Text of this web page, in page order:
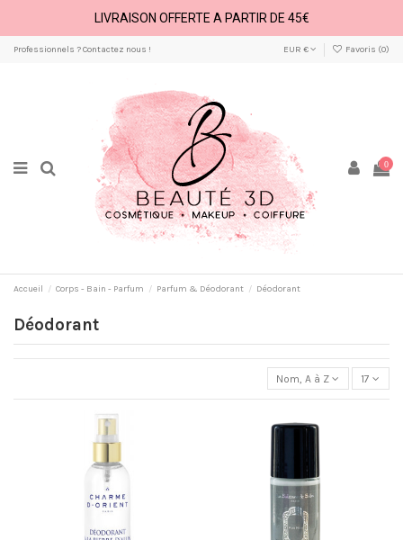
LIVRAISON OFFERTE A PARTIR DE 45€
Professionnels ? Contactez nous ! EUR € Favoris (0)
0
Accueil Corps - Bain - Parfum Parfum & Déodorant Déodorant
Déodorant
Nom, A à Z 17